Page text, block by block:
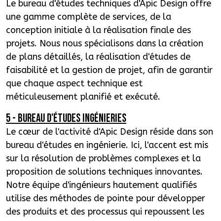
Le bureau d'études techniques d'Apic Design offre
une gamme complète de services, de la
conception initiale à la réalisation finale des
projets. Nous nous spécialisons dans la création
de plans détaillés, la réalisation d'études de
faisabilité et la gestion de projet, afin de garantir
que chaque aspect technique est
méticuleusement planifié et exécuté.
5 - BUREAU d'études ingénieries
Le cœur de l'activité d'Apic Design réside dans son
bureau d'études en ingénierie. Ici, l'accent est mis
sur la résolution de problèmes complexes et la
proposition de solutions techniques innovantes.
Notre équipe d'ingénieurs hautement qualifiés
utilise des méthodes de pointe pour développer
des produits et des processus qui repoussent les